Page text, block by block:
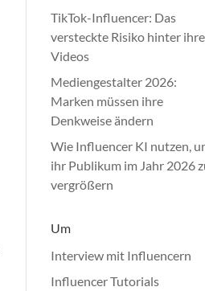
TikTok-Influencer: Das
versteckte Risiko hinter
Videos
Mediengestalter 2026:
Marken müssen ihre
Denkweise ändern
Wie Influencer KI nutzen,
ihr Publikum im Jahr 2026
vergrößern
Um
Interview mit Influencern
Influencer Tutorials